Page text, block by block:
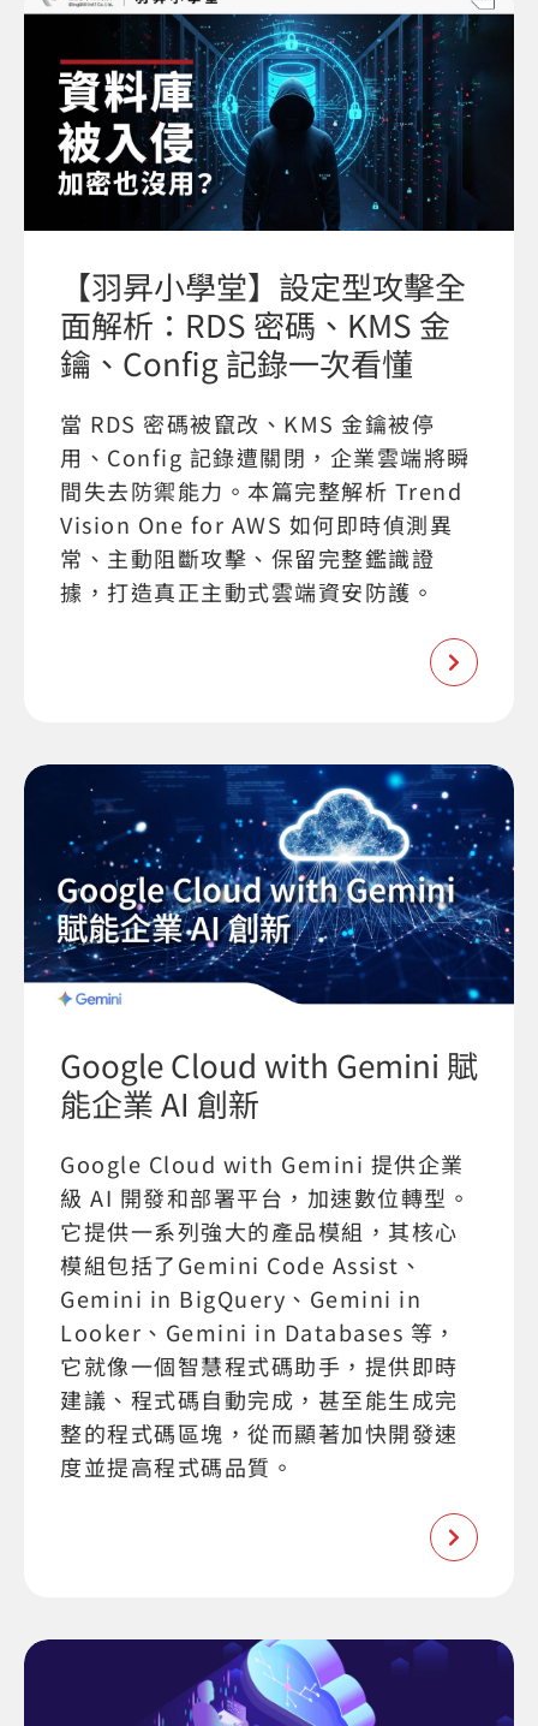
【羽昇小學堂】設定型攻擊全
面解析：RDS 密碼、KMS 金
鑰、Config 記錄一次看懂
當 RDS 密碼被竄改、KMS 金鑰被停
用、Config 記錄遭關閉，企業雲端將瞬
間失去防禦能力。本篇完整解析 Trend
Vision One for AWS 如何即時偵測異
常、主動阻斷攻擊、保留完整鑑識證
據，打造真正主動式雲端資安防護。
Google Cloud with Gemini 賦
能企業 AI 創新
Google Cloud with Gemini 提供企業
級 AI 開發和部署平台，加速數位轉型。
它提供一系列強大的產品模組，其核心
模組包括了Gemini Code Assist、
Gemini in BigQuery、Gemini in
Looker、Gemini in Databases 等，
它就像一個智慧程式碼助手，提供即時
建議、程式碼自動完成，甚至能生成完
整的程式碼區塊，從而顯著加快開發速
度並提高程式碼品質。